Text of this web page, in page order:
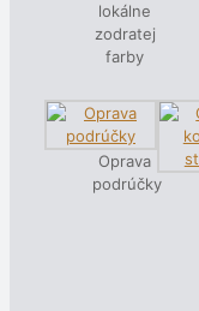
lokálne
zodratej
farby
Oprava
podrúčky